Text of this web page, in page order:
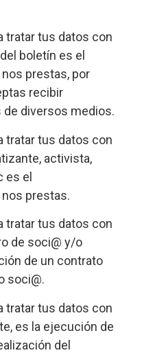
tratar tus datos con
boletín es el
prestas, por
recibir
diversos medios.
tratar tus datos con
activista,
es el
prestas.
tratar tus datos con
de soci@ y/o
de un contrato
soci@.
tratar tus datos con
es la ejecución de
del